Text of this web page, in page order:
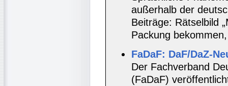
außerhalb der
Beiträge: Rätselbild
Packung
FaDaF: DaF/DaZ-
Der Fachverband
(FaDaF)